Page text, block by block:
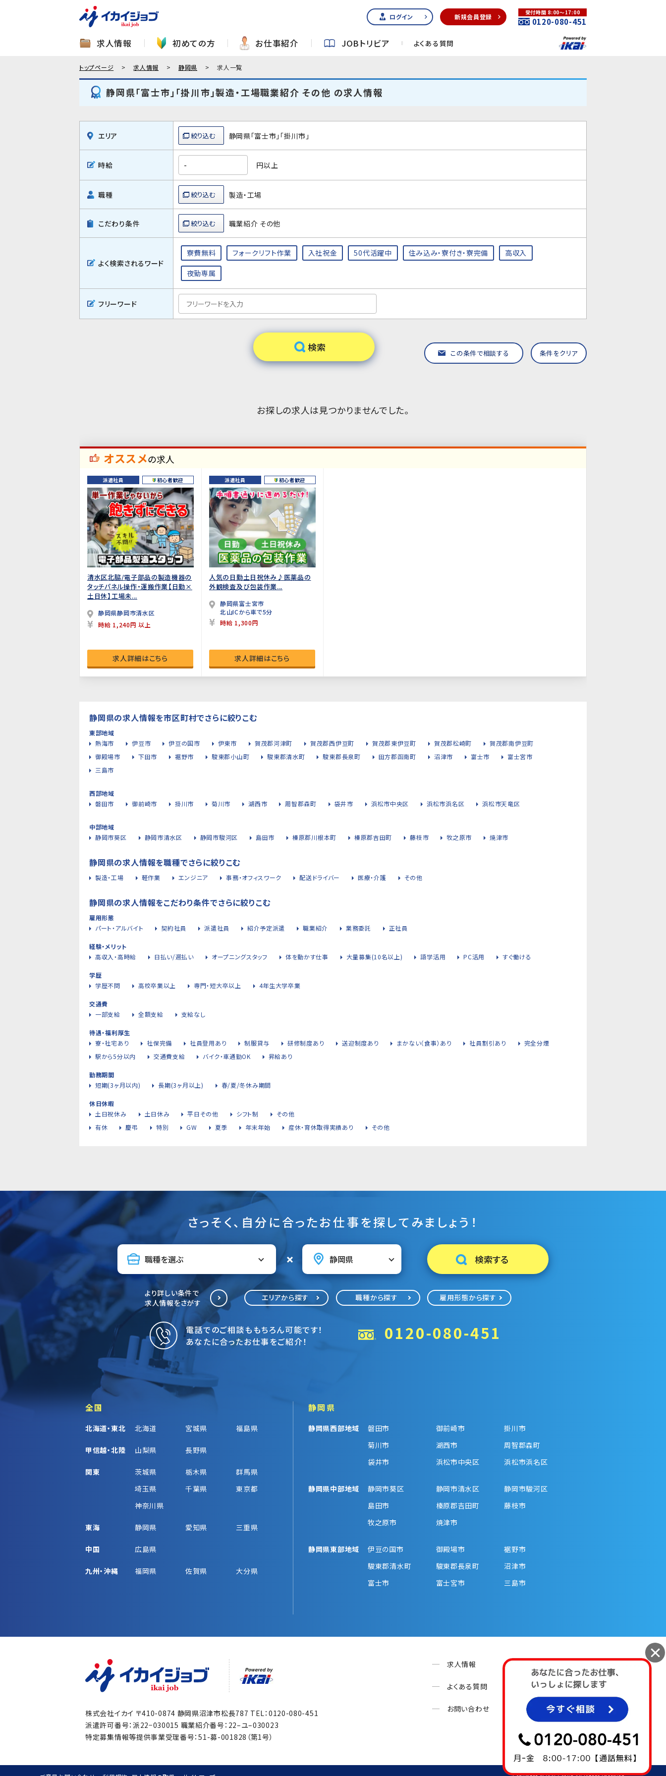
ログイン 新規会員登録
受付時間 8:00～17:00
0120-080-451
求人情報 初めての方 お仕事紹介 JOBトリビア よくある質問
トップページ 求人情報 静岡県 求人一覧
静岡県「富士市」「掛川市」製造・工場職業紹介 その他 の求人情報
エリア 静岡県「富士市」「掛川市」
時給 円以上
職種 製造・工場
こだわり条件 職業紹介 その他
よく検索されるワード
寮費無料 フォークリフト作業 入社祝金 50代活躍中 住み込み・寮付き・寮完備 高収入
夜勤専属
フリーワード
この条件で相談する 条件をクリア
お探しの求人は見つかりませんでした。
オススメの求人
派遣社員 初心者歓迎
清水区北脇/電子部品の製造機器の
タッチパネル操作・運搬作業【日勤×
土日休】工場未...
静岡県静岡市清水区
時給 1,240円 以上
求人詳細はこちら
派遣社員 初心者歓迎
人気の日勤土日祝休み♪医薬品の
外観検査及び包装作業...
静岡県富士宮市
北山ICから車で5分
時給 1,300円
求人詳細はこちら
静岡県の求人情報を市区町村でさらに絞りこむ
東部地域
熱海市
伊豆市 伊豆の国市 伊東市 賀茂郡河津町 賀茂郡西伊豆町 賀茂郡東伊豆町 賀茂郡松崎町
賀茂郡南伊豆町
御殿場市
下田市 裾野市 駿東郡小山町 駿東郡清水町 駿東郡長泉町 田方郡函南町 沼津市 富士市
富士宮市
三島市
西部地域
磐田市
御前崎市 掛川市 菊川市 湖西市 周智郡森町 袋井市 浜松市中央区 浜松市浜名区 浜松市天竜区
中部地域
静岡市葵区
静岡市清水区 静岡市駿河区 島田市 榛原郡川根本町 榛原郡吉田町 藤枝市 牧之原市 焼津市
静岡県の求人情報を職種でさらに絞りこむ
製造・工場 軽作業 エンジニア 事務・オフィスワーク 配送ドライバー 医療・介護 その他
静岡県の求人情報をこだわり条件でさらに絞りこむ
雇用形態
パート・アルバイト
契約社員 派遣社員 紹介予定派遣 職業紹介 業務委託 正社員
経験・メリット
高収入・高時給
日払い/週払い オープニングスタッフ 体を動かす仕事 大量募集(10名以上) 語学活用 PC活用 すぐ働ける
学歴
学歴不問
高校卒業以上 専門・短大卒以上 4年生大学卒業
交通費
一部支給
全額支給 支給なし
待遇・福利厚生
寮・社宅あり
社保完備 社員登用あり 制服貸与 研修制度あり 送迎制度あり まかない（食事）あり 社員割引あり
完全分煙
駅から5分以内
交通費支給 バイク・車通勤OK 昇給あり
勤務期間
短期(3ヶ月以内)
長期(3ヶ月以上) 春/夏/冬休み期間
休日休暇
土日祝休み
土日休み 平日その他 シフト制
その他
有休
慶弔 特別 GW 夏季 年末年始 産休・育休取得実績あり その他
さっそく、自分に合ったお仕事を探してみましょう！
より詳しい条件で
求人情報をさがす
エリアから探す 職種から探す 雇用形態から探す
電話でのご相談ももちろん可能です！
あなたに合ったお仕事をご紹介！
0120-080-451
全国
北海道・東北 北海道 宮城県 福島県
甲信越・北陸 山梨県 長野県
関東 茨城県 栃木県
群馬県
埼玉県
千葉県
東京都
神奈川県
東海 静岡県 愛知県 三重県
中国 広島県
九州・沖縄 福岡県 佐賀県 大分県
静岡県
静岡県西部地域 磐田市 御前崎市
掛川市
菊川市
湖西市
周智郡森町
袋井市
浜松市中央区 浜松市浜名区
静岡県中部地域 静岡市葵区 静岡市清水区
静岡市駿河区
島田市
榛原郡吉田町
藤枝市
牧之原市
焼津市
静岡県東部地域 伊豆の国市 御殿場市
裾野市
駿東郡清水町
駿東郡長泉町
沼津市
富士市
富士宮市 三島市
株式会社イカイ 〒410-0874 静岡県沼津市松長787 TEL：0120-080-451
派遣許可番号：派22−030015 職業紹介番号：22–ユ–030023
特定募集情報等提供事業受理番号：51-募-001828（第1号）
求人情報
よくある質問 お仕事紹介
お問い合わせ